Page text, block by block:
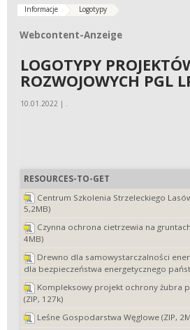
Informacje Logotypy
Webcontent-Anzeige
Webcontent-Anzeige
LOGOTYPY
ROZWOJOWYCH PGL
10.01.2022 | .
RESOURCES-TO-GET
Centrum Szkolenia Strzeleckiego
5,2MB)
Czynna ochrona cietrzewia na
4MB)
Drewno dla samowystarczalności
dla bezpieczeństwa energetycznego
Kompleksowy projekt ochrony żubra
(ZIP, 127k)
Leśne Gospodarstwa Węglowe (ZIP,